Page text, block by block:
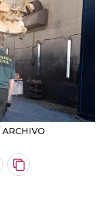
ARCHIVO
Copiar